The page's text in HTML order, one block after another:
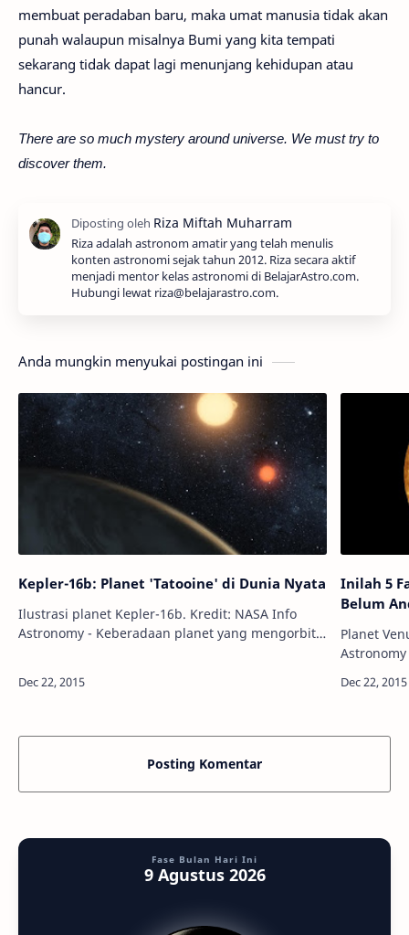
membuat peradaban baru, maka umat manusia tidak akan
punah walaupun misalnya Bumi yang kita tempati
sekarang tidak dapat lagi menunjang kehidupan atau
hancur.
There are so much mystery around universe. We must try to
discover them.
Riza adalah astronom amatir yang telah menulis
konten astronomi sejak tahun 2012. Riza secara aktif
menjadi mentor kelas astronomi di BelajarAstro.com.
Hubungi lewat riza@belajarastro.com.
Anda mungkin menyukai postingan ini
Kepler-16b: Planet 'Tatooine' di Dunia Nyata
Ilustrasi planet Kepler-16b. Kredit: NASA Info
Astronomy - Keberadaan planet yang mengorbit
Inilah 5
Belum
Planet
karena
Posting Komentar
Fase Bulan Hari Ini
9 Agustus 2026